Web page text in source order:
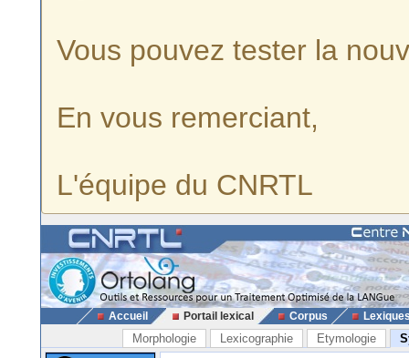
Vous pouvez tester la
En vous remerciant,
L'équipe du CNRTL
Accueil Portail lexical Corpus
Morphologie Lexicographie Etymologie